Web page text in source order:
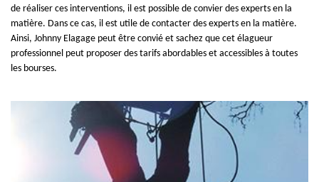
de réaliser ces interventions, il est possible de convier des experts en la
matière. Dans ce cas, il est utile de contacter des experts en la matière.
Ainsi, Johnny Elagage peut être convié et sachez que cet élagueur
professionnel peut proposer des tarifs abordables et accessibles à toutes
les bourses.